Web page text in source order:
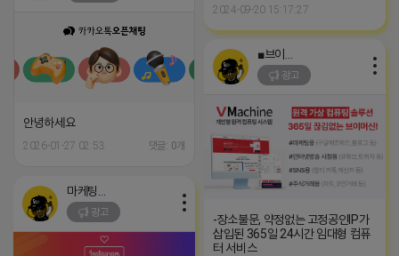
2024-09-20 15:17:27
안녕하세요
2026-01-27 02:53 댓글: 0개
광고
-장소불문, 약정없는 고정공인IP가
삽입된 365일 24시간 임대형 컴퓨
터 서비스
광고